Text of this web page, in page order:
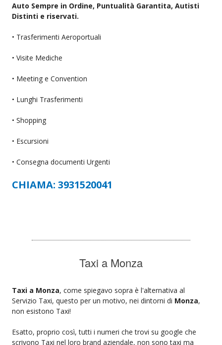
Auto Sempre in Ordine, Puntualità Garantita, Autisti
Distinti e riservati.
• Trasferimenti Aeroportuali
• Visite Mediche
• Meeting e Convention
• Lunghi Trasferimenti
• Shopping
• Escursioni
• Consegna documenti Urgenti
CHIAMA: 3931520041
Taxi a Monza
Taxi a Monza, come spiegavo sopra è l'alternativa al
Servizio Taxi, questo per un motivo, nei dintorni di Monza,
non esistono Taxi!
Esatto, proprio così, tutti i numeri che trovi su google che
scrivono Taxi nel loro brand aziendale, non sono taxi ma